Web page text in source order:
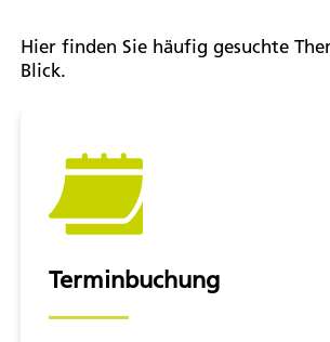
Hier finden Sie häufig gesuchte
Blick.
Terminbuchung